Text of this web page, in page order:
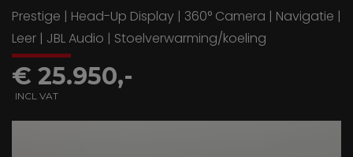
Prestige | Head-Up Display | 360° Camera | Navigatie |
Leer | JBL Audio | Stoelverwarming/koeling
€ 25.950,-
INCL VAT